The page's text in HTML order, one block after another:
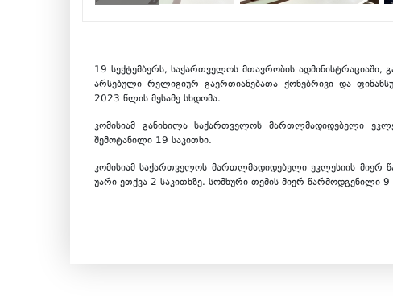
19 სექტემბერს, საქართველოს მთავრობის
არსებული რელიგიურ გაერთიანებათა ქონებრივი და
2023 წლის მესამე სხდომა.
კომისიამ განიხილა საქართველოს მართლმადიდებელი
შემოტანილი 19 საკითხი.
კომისიამ საქართველოს მართლმადიდებელი ეკლესიის მიერ
უარი ეთქვა 2 საკითხზე. სომხური თემის მიერ წარმოდგენილი